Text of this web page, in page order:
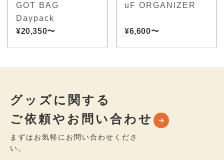
GOT BAG
Daypack
¥20,350〜
uF ORGANIZER
¥6,600〜
グッズに関する
ご依頼やお問い合わせ
まずはお気軽にお問い合わせくださ
い。